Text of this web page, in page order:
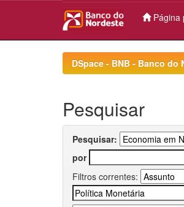
Página
DSpace - BNB - Banco do
Pesquisar
Pesquisar:
por
Filtros correntes: